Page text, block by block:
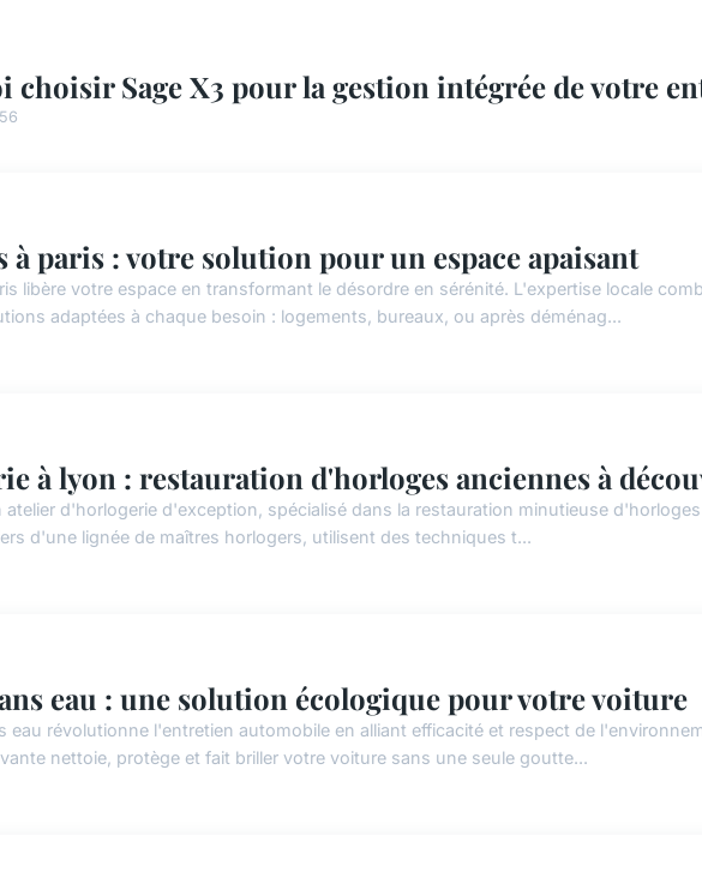
choisir Sage X3 pour la gestion intégrée de votre
à paris : votre solution pour un espace apaisant
libère votre espace en transformant le désordre en sérénité. L'expertise locale
adaptées à chaque besoin : logements, bureaux, ou après déménag...
à lyon : restauration d'horloges anciennes à
atelier d'horlogerie d'exception, spécialisé dans la restauration minutieuse
d'une lignée de maîtres horlogers, utilisent des techniques t...
eau : une solution écologique pour votre voiture
eau révolutionne l'entretien automobile en alliant efficacité et respect de
nettoie, protège et fait briller votre voiture sans une seule goutte...